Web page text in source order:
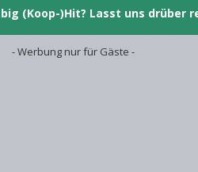
big (Koop-)Hit? Lasst uns drüber
- Werbung nur für Gäste -